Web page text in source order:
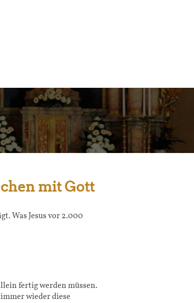
mit Gott
Was Jesus vor 2.000
fertig werden müssen.
wieder diese